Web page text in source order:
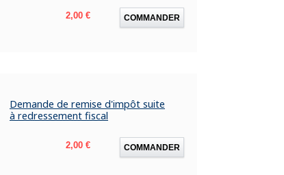
Prix
2,00 € COMMANDER
Demande de remise d'impôt suite
à redressement fiscal
Prix
2,00 € COMMANDER